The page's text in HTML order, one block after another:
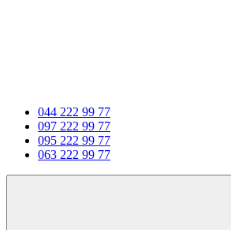
044 222 99 77
097 222 99 77
095 222 99 77
063 222 99 77